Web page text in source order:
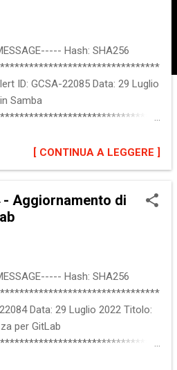
Hash: SHA256
GCSA-22085 Data: 29 Luglio
Samba
multiple in Samba, sfruttando
puo' provocare condizioni di
ottenere informazioni
informazioni sono
alle seguenti: 4.16.4 4.15.9
Information Disclosure ::
[ CONTINUA A LEGGERE ]
- Aggiornamento di
Hash: SHA256
Data: 29 Luglio 2022 Titolo:
per GitLab